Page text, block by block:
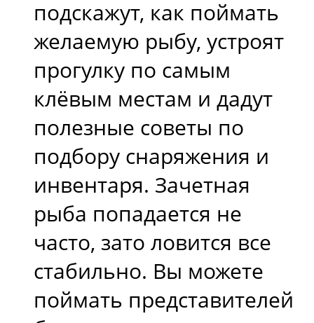
подскажут, как поймать
желаемую рыбу, устроят
прогулку по самым
клёвым местам и дадут
полезные советы по
подбору снаряжения и
инвентаря. Зачетная
рыба попадается не
часто, зато ловится все
стабильно. Вы можете
поймать представителей